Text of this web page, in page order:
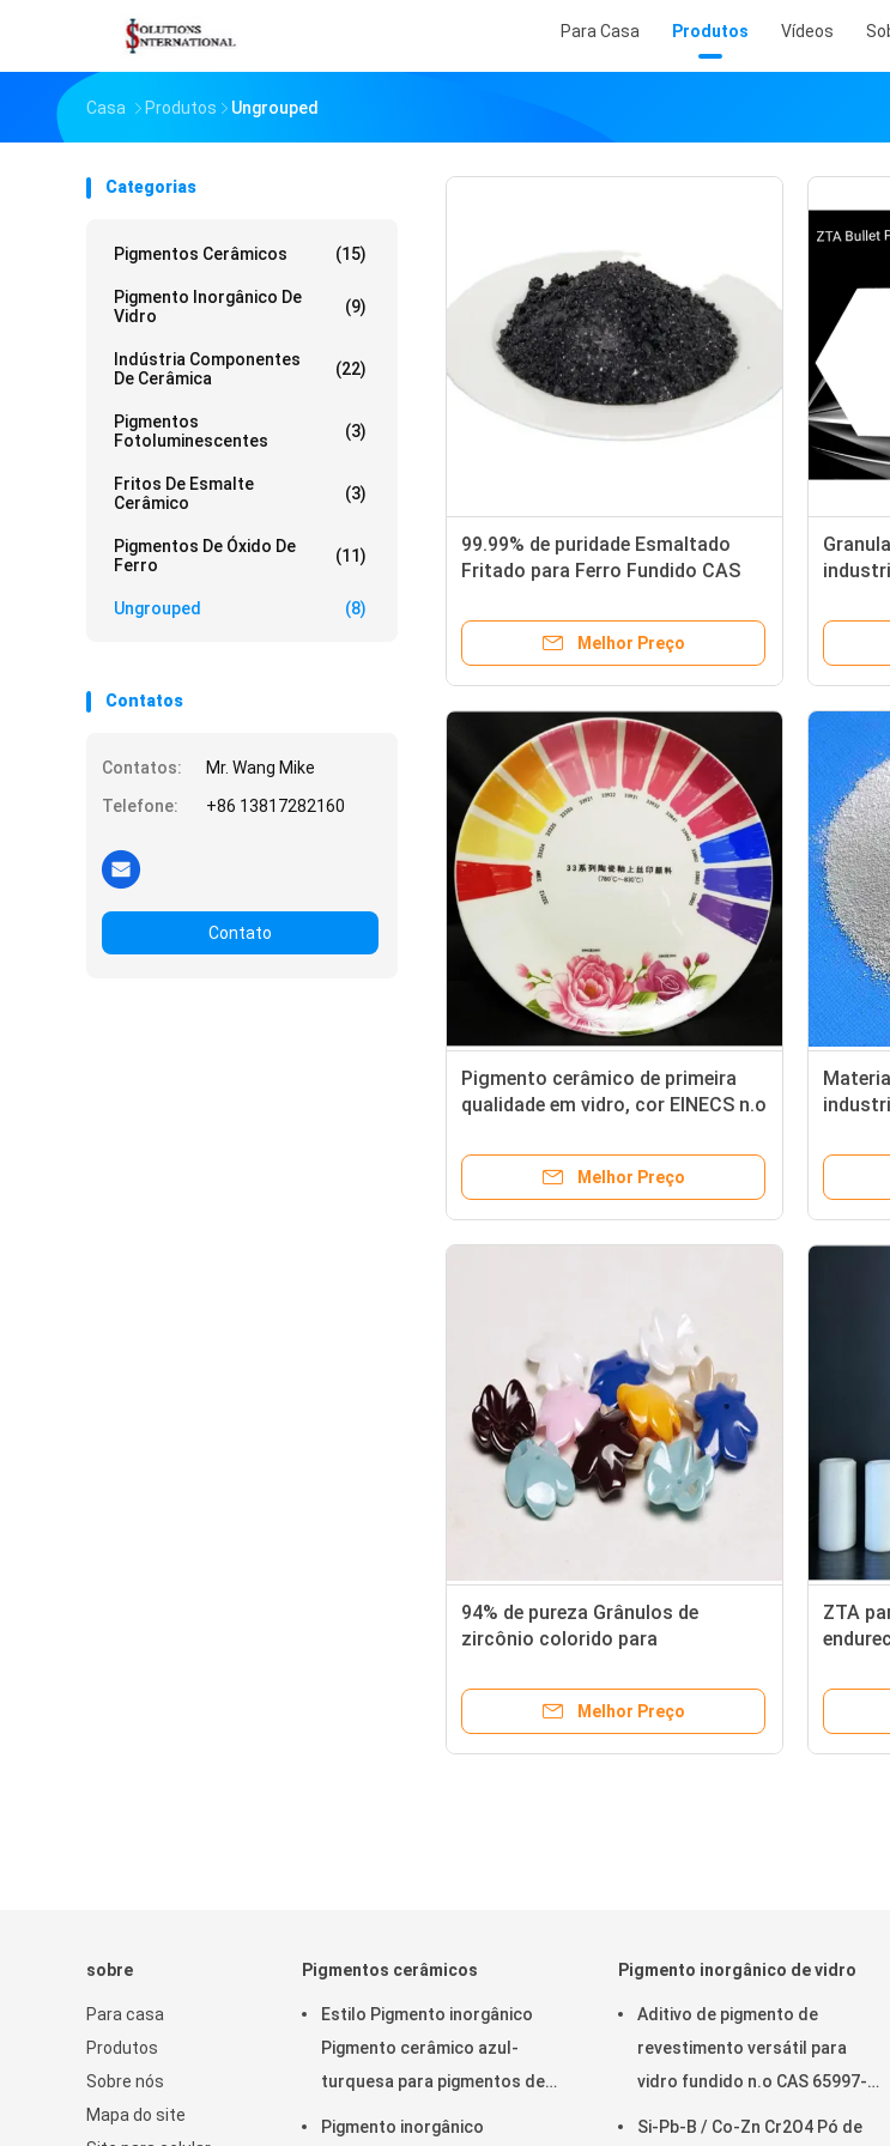
Para Casa Produtos Vídeos
Casa Produtos Ungrouped
Categorias
Pigmentos Cerâmicos (15)
Pigmento Inorgânico De
Vidro
(9)
Indústria Componentes
De Cerâmica
(22)
Pigmentos
Fotoluminescentes
(3)
Fritos De Esmalte
Cerâmico
(3)
Pigmentos De Óxido De
Ferro
(11)
Ungrouped (8)
Contatos
Contatos:
Mr. Wang Mike
Telefone:
+86 13817282160
Contato
99.99% de puridade Esmaltado
Fritado para Ferro Fundido CAS
Melhor Preço
Pigmento cerâmico de primeira
qualidade em vidro, cor EINECS n.o
Melhor Preço
94% de pureza Grânulos de
zircônio colorido para
Melhor Preço
ZTA
sobre
Para casa
Produtos
Sobre nós
Mapa do site
Pigmentos cerâmicos
Estilo Pigmento inorgânico
Pigmento cerâmico azul-
turquesa para pigmentos de
Pigmento inorgânico
Pigmento inorgânico de vidro
Aditivo de pigmento de
revestimento versátil para
vidro fundido n.o CAS 65997-
Si-Pb-B / Co-Zn Cr2O4 Pó de